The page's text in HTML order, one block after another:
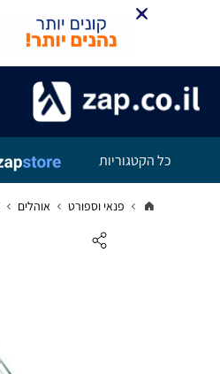
כל הקטגוריות
פנאי וספורט אוהלים